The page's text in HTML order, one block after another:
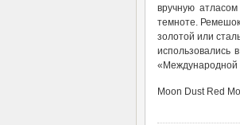
вручную
темноте.
золотой или
использовались
«Международной
Moon Dust Red